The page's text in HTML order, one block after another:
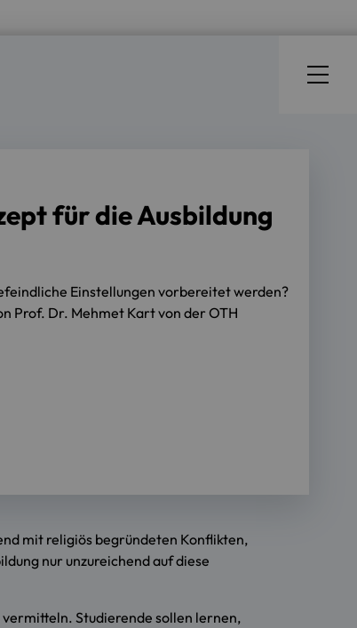
für die Ausbildung
Einstellungen vorbereitet werden?
Prof. Dr. Mehmet Kart von der OTH
mit religiös begründeten Konflikten,
nur unzureichend auf diese
vermitteln. Studierende sollen lernen,